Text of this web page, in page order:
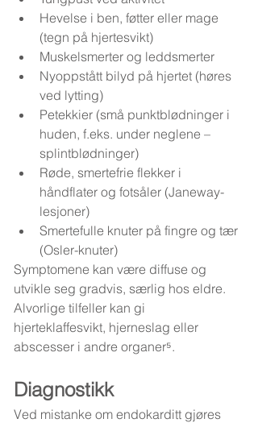
Hevelse i ben, føtter eller mage
(tegn på hjertesvikt)
Muskelsmerter og leddsmerter
Nyoppstått bilyd på hjertet (høres
ved lytting)
Petekkier (små punktblødninger i
huden, f.eks. under neglene –
splintblødninger)
Røde, smertefrie flekker i
håndflater og fotsåler (Janeway-
lesjoner)
Smertefulle knuter på fingre og tær
(Osler-knuter)
Symptomene kan være diffuse og
utvikle seg gradvis, særlig hos eldre.
Alvorlige tilfeller kan gi
hjerteklaffesvikt, hjerneslag eller
abscesser i andre organer⁵.
Diagnostikk
Ved mistanke om endokarditt gjøres